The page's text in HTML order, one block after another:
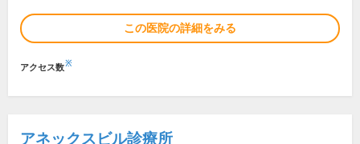
この医院の詳細をみる
アクセス数※
アネックスビル診療所